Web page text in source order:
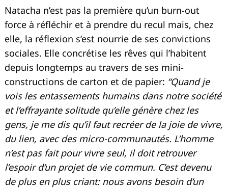
Natacha n’est pas la première qu’un burn-out
force à réfléchir et à prendre du recul mais, chez
elle, la réflexion s’est nourrie de ses convictions
sociales. Elle concrétise les rêves qui l’habitent
depuis longtemps au travers de ses mini-
constructions de carton et de papier: “Quand je
vois les entassements humains dans notre société
et l’effrayante solitude qu’elle génère chez les
gens, je me dis qu’il faut recréer de la joie de vivre,
du lien, avec des micro-communautés. L’homme
n’est pas fait pour vivre seul, il doit retrouver
l’espoir d’un projet de vie commun. C’est devenu
de plus en plus criant: nous avons besoin d’un